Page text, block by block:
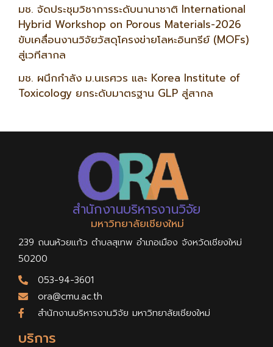
มช. จัดประชุมวิชาการระดับนานาชาติ International
Hybrid Workshop on Porous Materials-2026
ขับเคลื่อนงานวิจัยวัสดุโครงข่ายโลหะอินทรีย์ (MOFs)
สู่เวทีสากล
มช. ผนึกกำลัง ม.นเรศวร และ Korea Institute of
Toxicology ยกระดับมาตรฐาน GLP สู่สากล
บริการ
สำนักงานบริหารงานวิจัย
มหาวิทยาลัยเชียงใหม่
239 ถนนห้วยแก้ว ตำบลสุเทพ อำเภอเมือง จังหวัดเชียงใหม่
50200
053-94-3601
ora@cmu.ac.th
สำนักงานบริหารงานวิจัย มหาวิทยาลัยเชียงใหม่